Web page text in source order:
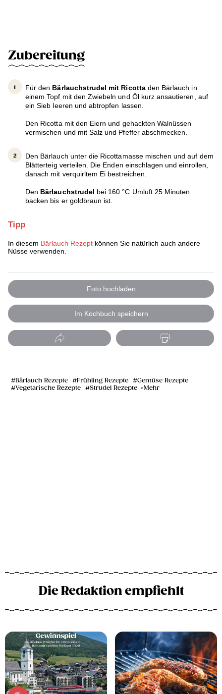
Zubereitung
Für den Bärlauchstrudel mit Ricottaden Bärlauch in
einem Topf mit den Zwiebeln und Öl kurz ansautieren, auf
ein Sieb leeren und abtropfen lassen.
Den Ricotta mit den Eiern und gehackten Walnüssen
vermischen und mit Salz und Pfeffer abschmecken.
Den Bärlauch unter die Ricottamasse mischen und auf dem
Blätterteig verteilen. Die Enden einschlagen und einrollen,
danach mit verquirltem Ei bestreichen.
Den Bärlauchstrudel bei 160 °C Umluft 25 Minuten
backen bis er goldbraun ist.
Tipp
In diesem Bärlauch Rezept können Sie natürlich auch andere
Nüsse verwenden.
Foto hochladen
Im Kochbuch speichern
Bärlauch Rezepte Frühling Rezepte
Gemüse Rezepte
Vegetarische Rezepte
Strudel Rezepte Mehr
Die Redaktion empfiehlt